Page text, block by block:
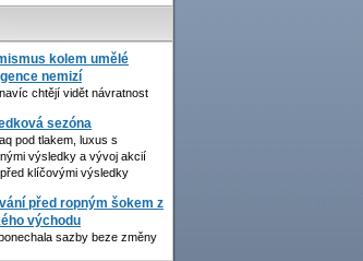
kolem umělé
nemizí
chtějí vidět návratnost
sezóna
pod tlakem, luxus s
výsledky a vývoj akcií
klíčovými výsledky
před ropným šokem z
východu
sazby beze změny